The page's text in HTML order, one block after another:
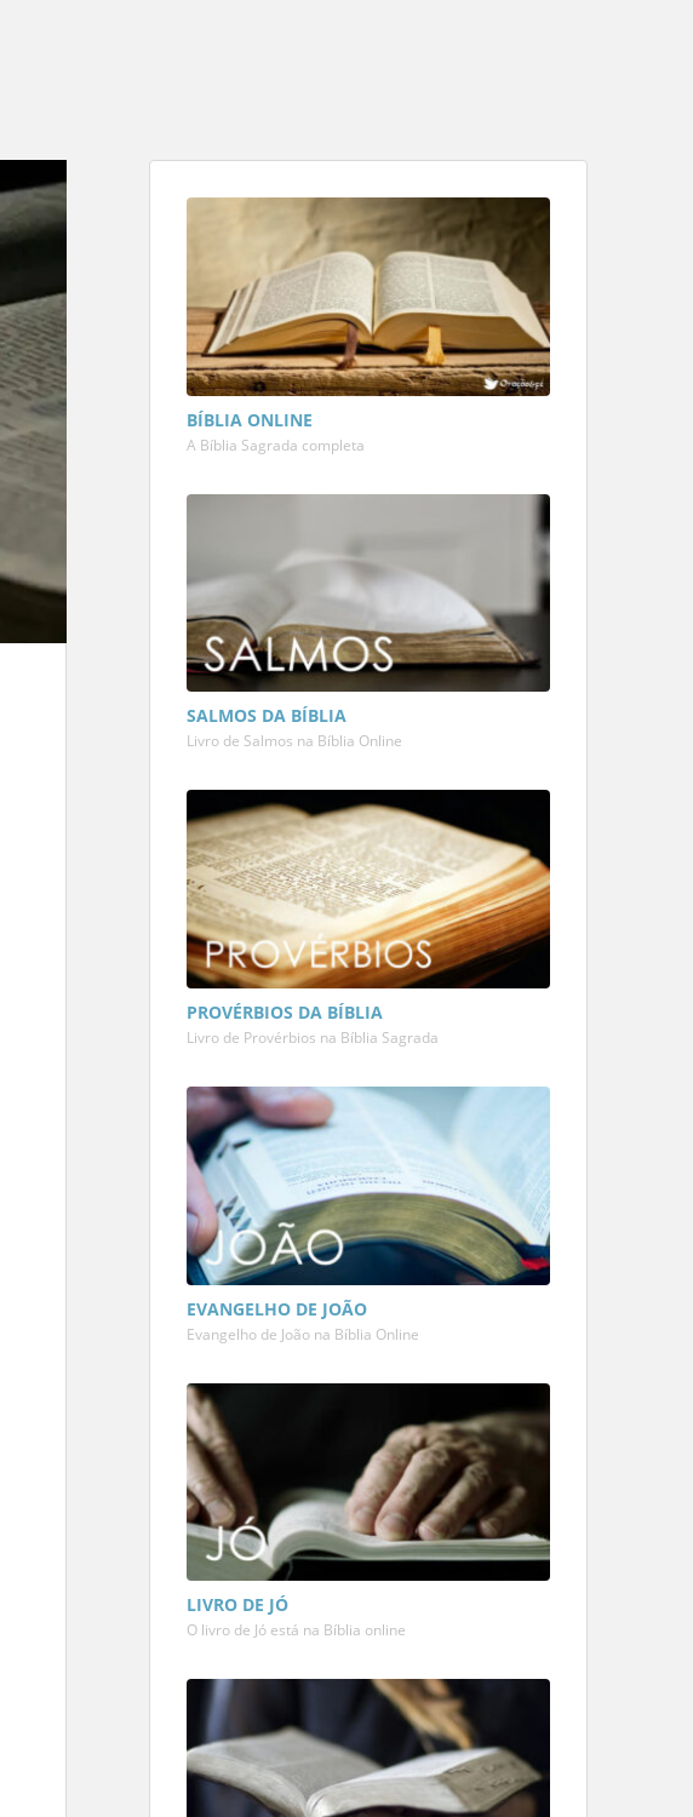
BÍBLIA ONLINE
A Bíblia Sagrada completa
SALMOS DA BÍBLIA
Livro de Salmos na Bíblia Online
PROVÉRBIOS DA BÍBLIA
Livro de Provérbios na Bíblia Sagrada
EVANGELHO DE JOÃO
Evangelho de João na Bíblia Online
LIVRO DE JÓ
O livro de Jó está na Bíblia online